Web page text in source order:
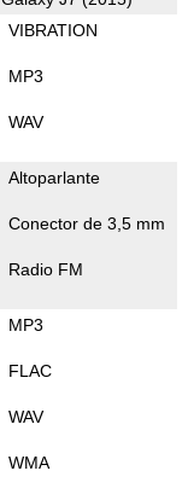
VIBRATION
MP3
WAV
Altoparlante
Conector de 3,5 mm
Radio FM
MP3
FLAC
WAV
WMA